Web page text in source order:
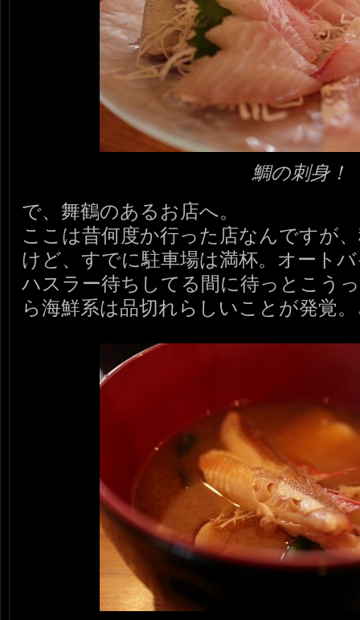
鯛の刺身！
で、舞鶴のあるお店へ。
ここは昔何度か行った店なんですが
けど、すでに駐車場は満杯。オート
ハスラー待ちしてる間に待っとこう
ら海鮮系は品切れらしいことが発覚